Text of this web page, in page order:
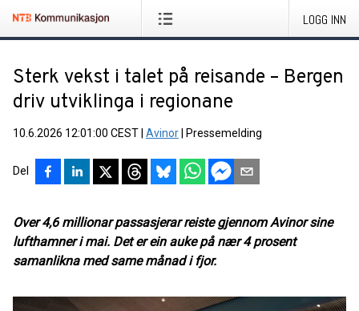
LOGG INN
Sterk vekst i talet på reisande – Bergen
driv utviklinga i regionane
10.6.2026 12:01:00 CEST Avinor Pressemelding
Del
Over 4,6 millionar passasjerar reiste gjennom Avinor sine
lufthamner i mai. Det er ein auke på nær 4 prosent
samanlikna med same månad i fjor.